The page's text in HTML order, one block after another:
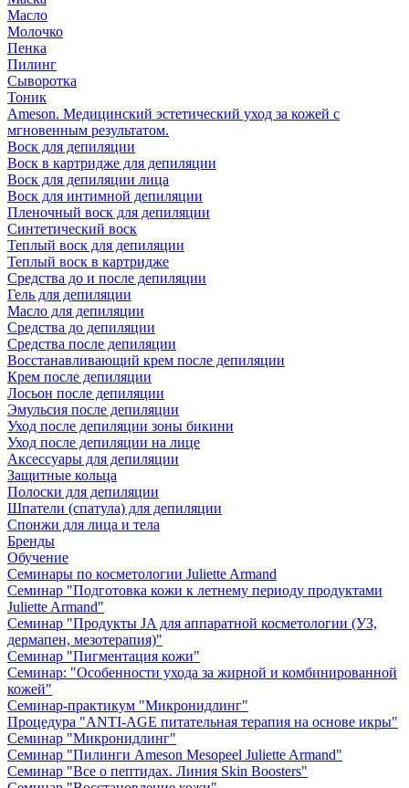
Масло
Молочко
Пенка
Пилинг
Сыворотка
Тоник
Ameson. Медицинский эстетический уход за кожей с
мгновенным результатом.
Воск для депиляции
Воск в картридже для депиляции
Воск для депиляции лица
Воск для интимной депиляции
Пленочный воск для депиляции
Синтетический воск
Теплый воск для депиляции
Теплый воск в картридже
Средства до и после депиляции
Гель для депиляции
Масло для депиляции
Средства до депиляции
Средства после депиляции
Восстанавливающий крем после депиляции
Крем после депиляции
Лосьон после депиляции
Эмульсия после депиляции
Уход после депиляции зоны бикини
Уход после депиляции на лице
Аксессуары для депиляции
Защитные кольца
Полоски для депиляции
Шпатели (спатула) для депиляции
Спонжи для лица и тела
Бренды
Обучение
Семинары по косметологии Juliette Armand
Семинар "Подготовка кожи к летнему периоду продуктами
Juliette Armand"
Семинар "Продукты JA для аппаратной косметологии (УЗ,
дермапен, мезотерапия)"
Семинар "Пигментация кожи"
Семинар: "Особенности ухода за жирной и комбинированной
кожей"
Семинар-практикум "Микронидлинг"
Процедура "ANTI-AGE питательная терапия на основе икры"
Семинар "Микронидлинг"
Семинар "Пилинги Ameson Mesopeel Juliette Armand"
Семинар "Все о пептидах. Линия Skin Boosters"